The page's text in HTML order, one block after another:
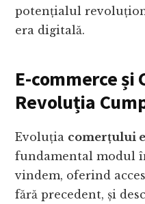
potențialul
era digitală.
E-commerce și
Revoluția
Evoluția comerțului
fundamental modul
vindem, oferind
fără precedent, și